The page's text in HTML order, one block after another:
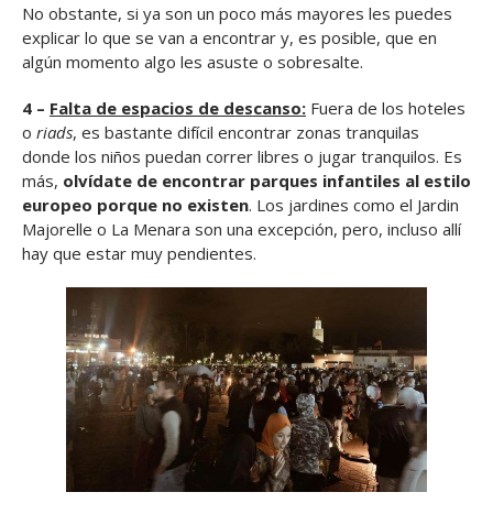
No obstante, si ya son un poco más mayores les puedes
explicar lo que se van a encontrar y, es posible, que en
algún momento algo les asuste o sobresalte.
4 – Falta de espacios de descanso: Fuera de los hoteles
o riads, es bastante difícil encontrar zonas tranquilas
donde los niños puedan correr libres o jugar tranquilos. Es
más, olvídate de encontrar parques infantiles al estilo
europeo porque no existen. Los jardines como el Jardin
Majorelle o La Menara son una excepción, pero, incluso allí
hay que estar muy pendientes.